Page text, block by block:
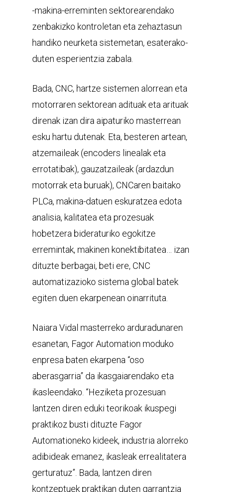
-makina-erreminten sektorearendako
zenbakizko kontroletan eta zehaztasun
handiko neurketa sistemetan, esaterako-
duten esperientzia zabala.
Bada, CNC, hartze sistemen alorrean eta
motorraren sektorean adituak eta arituak
direnak izan dira aipaturiko masterrean
esku hartu dutenak. Eta, besteren artean,
atzemaileak (encoders linealak eta
errotatibak), gauzatzaileak (ardazdun
motorrak eta buruak), CNCaren baitako
PLCa, makina-datuen eskuratzea edota
analisia, kalitatea eta prozesuak
hobetzera bideraturiko egokitze
erremintak, makinen konektibitatea… izan
dituzte berbagai, beti ere, CNC
automatizazioko sistema global batek
egiten duen ekarpenean oinarrituta.
Naiara Vidal masterreko arduradunaren
esanetan, Fagor Automation moduko
enpresa baten ekarpena “oso
aberasgarria” da ikasgaiarendako eta
ikasleendako. “Heziketa prozesuan
lantzen diren eduki teorikoak ikuspegi
praktikoz busti dituzte Fagor
Automationeko kideek, industria alorreko
adibideak emanez, ikasleak errealitatera
gerturatuz”. Bada, lantzen diren
kontzeptuek praktikan duten garrantzia